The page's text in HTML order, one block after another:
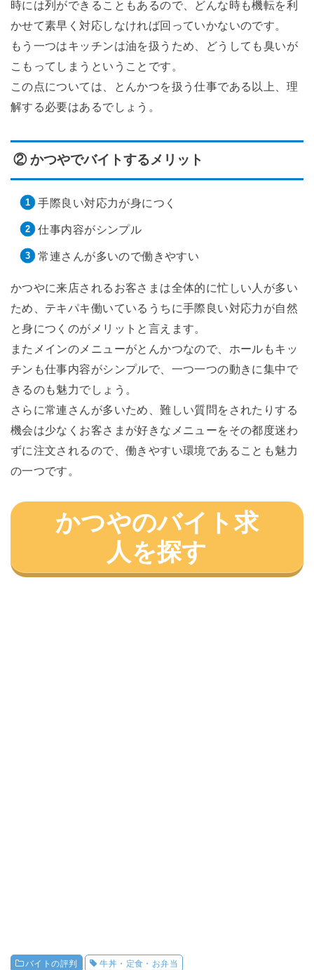
時には列ができることもあるので、どんな時も機転を利
かせて素早く対応しなければ回っていかないのです。
もう一つはキッチンは油を扱うため、どうしても臭いが
こもってしまうということです。
この点については、とんかつを扱う仕事である以上、理
解する必要はあるでしょう。
② かつやでバイトするメリット
手際良い対応力が身につく
仕事内容がシンプル
常連さんが多いので働きやすい
かつやに来店されるお客さまは全体的に忙しい人が多い
ため、テキパキ働いているうちに手際良い対応力が自然
と身につくのがメリットと言えます。
またメインのメニューがとんかつなので、ホールもキッ
チンも仕事内容がシンプルで、一つ一つの動きに集中で
きるのも魅力でしょう。
さらに常連さんが多いため、難しい質問をされたりする
機会は少なくお客さまが好きなメニューをその都度迷わ
ずに注文されるので、働きやすい環境であることも魅力
の一つです。
かつやのバイト求
人を探す
バイトの評判 牛丼・定食・お弁当